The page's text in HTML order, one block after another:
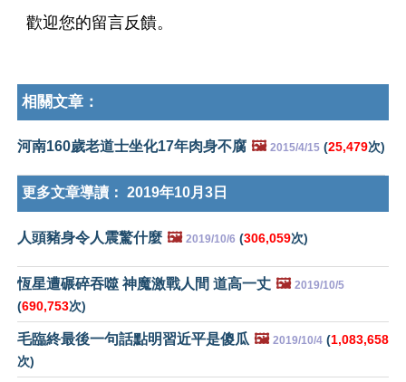
歡迎您的留言反饋。
相關文章：
河南160歲老道士坐化17年肉身不腐 🖼️ 2015/4/15 (25,479次)
更多文章導讀： 2019年10月3日
人頭豬身令人震驚什麼 🖼️ 2019/10/6 (306,059次)
恆星遭碾碎吞噬 神魔激戰人間 道高一丈 🖼️ 2019/10/5
(690,753次)
毛臨終最後一句話點明習近平是傻瓜 🖼️ 2019/10/4 (1,083,658
次)